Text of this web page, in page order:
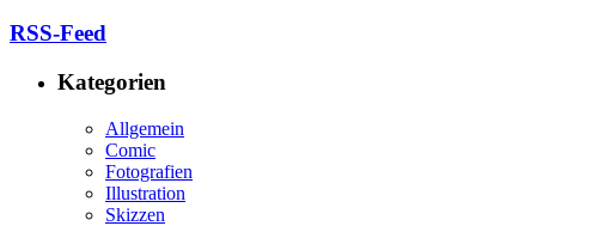
RSS-Feed
Kategorien
Allgemein
Comic
Fotografien
Illustration
Skizzen